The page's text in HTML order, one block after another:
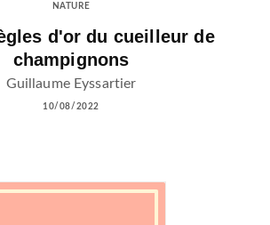
NATURE
d'or du cueilleur de
champignons
Guillaume Eyssartier
10/08/2022